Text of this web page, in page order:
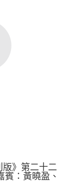
版》第二十二
：黃曉盈、